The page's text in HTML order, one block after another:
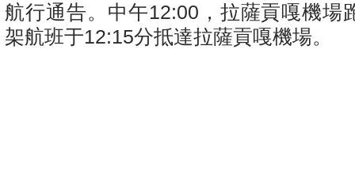
航行通告。中午12:00 ，拉薩貢嘎機場
架航班于12:15分抵達拉薩貢嘎機場。